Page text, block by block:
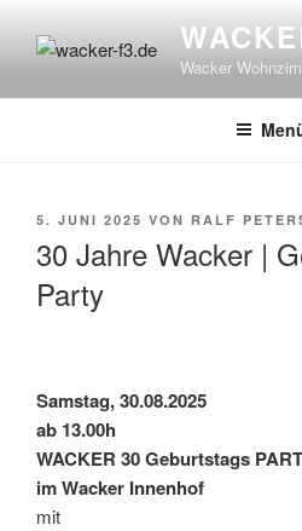
Inhalt
Wacker
VERÖFFENTLICHT
5. JUNI 2025 VON RALF
30 Jahre Wacker |
Party
Samstag, 30.08.2025
ab 13.00h
WACKER 30 Geburtstags
im Wacker Innenhof
mit